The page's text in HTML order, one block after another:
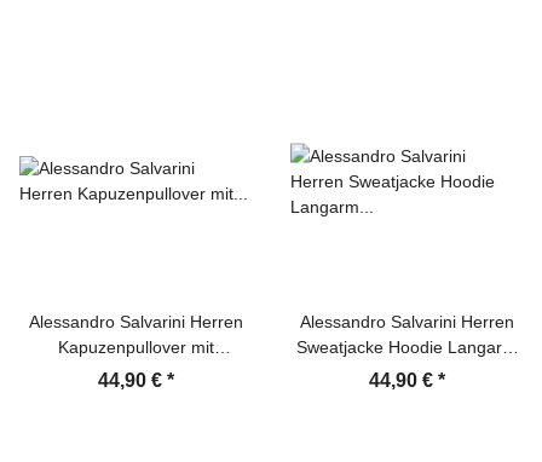
Alessandro Salvarini Herren
Kapuzenpullover mit
Reißverschluss Hoodie
44,90 € *
Alessandro Salvarini Herren
Sweatjacke Hoodie Langarm
Kapuzen Pullover Schwarz
44,90 € *